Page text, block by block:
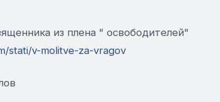
из плена " освободителей"
stati/v-molitve-za-vragov